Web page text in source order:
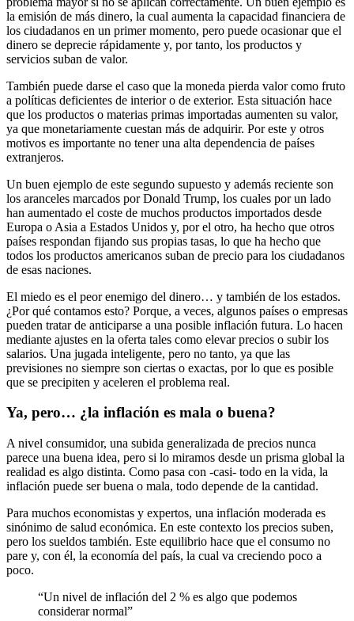
la emisión de más dinero, la cual aumenta la capacidad financiera de
los ciudadanos en un primer momento, pero puede ocasionar que el
dinero se deprecie rápidamente y, por tanto, los productos y
servicios suban de valor.
También puede darse el caso que la moneda pierda valor como fruto
a políticas deficientes de interior o de exterior. Esta situación hace
que los productos o materias primas importadas aumenten su valor,
ya que monetariamente cuestan más de adquirir. Por este y otros
motivos es importante no tener una alta dependencia de países
extranjeros.
Un buen ejemplo de este segundo supuesto y además reciente son
los aranceles marcados por Donald Trump, los cuales por un lado
han aumentado el coste de muchos productos importados desde
Europa o Asia a Estados Unidos y, por el otro, ha hecho que otros
países respondan fijando sus propias tasas, lo que ha hecho que
todos los productos americanos suban de precio para los ciudadanos
de esas naciones.
El miedo es el peor enemigo del dinero… y también de los estados.
¿Por qué contamos esto? Porque, a veces, algunos países o empresas
pueden tratar de anticiparse a una posible inflación futura. Lo hacen
mediante ajustes en la oferta tales como elevar precios o subir los
salarios. Una jugada inteligente, pero no tanto, ya que las
previsiones no siempre son ciertas o exactas, por lo que es posible
que se precipiten y aceleren el problema real.
Ya, pero… ¿la inflación es mala o buena?
A nivel consumidor, una subida generalizada de precios nunca
parece una buena idea, pero si lo miramos desde un prisma global la
realidad es algo distinta. Como pasa con -casi- todo en la vida, la
inflación puede ser buena o mala, todo depende de la cantidad.
Para muchos economistas y expertos, una inflación moderada es
sinónimo de salud económica. En este contexto los precios suben,
pero los sueldos también. Este equilibrio hace que el consumo no
pare y, con él, la economía del país, la cual va creciendo poco a
poco.
“Un nivel de inflación del 2 % es algo que podemos
considerar normal”